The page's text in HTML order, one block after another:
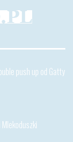
push up od Gatty